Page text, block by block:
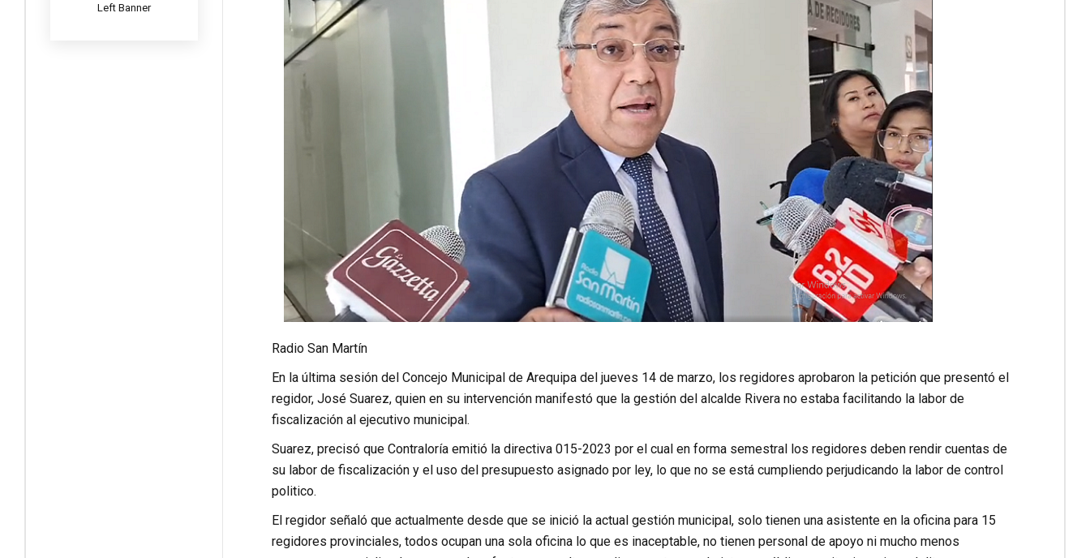
Left Banner
Radio San Martín
En la última sesión del Concejo Municipal de Arequipa del jueves 14 de marzo, los regidores aprobaron la petición que presentó el
regidor, José Suarez, quien en su intervención manifestó que la gestión del alcalde Rivera no estaba facilitando la labor de
fiscalización al ejecutivo municipal.
Suarez, precisó que Contraloría emitió la directiva 015-2023 por el cual en forma semestral los regidores deben rendir cuentas de
su labor de fiscalización y el uso del presupuesto asignado por ley, lo que no se está cumpliendo perjudicando la labor de control
politico.
El regidor señaló que actualmente desde que se inició la actual gestión municipal, solo tienen una asistente en la oficina para 15
regidores provinciales, todos ocupan una sola oficina lo que es inaceptable, no tienen personal de apoyo ni mucho menos